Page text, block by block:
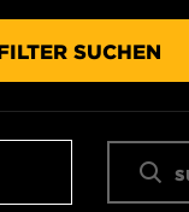
SUCHEN